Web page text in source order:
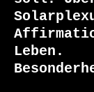
Leben.